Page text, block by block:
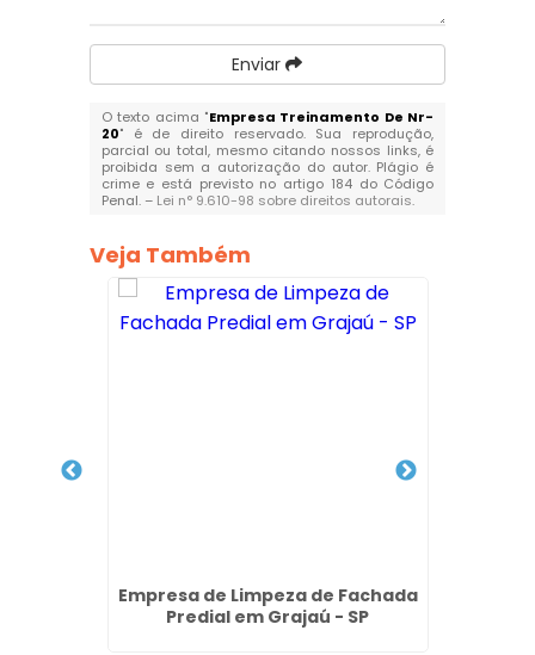
Enviar
O texto acima "Empresa Treinamento De Nr-
20" é de direito reservado. Sua reprodução,
parcial ou total, mesmo citando nossos links, é
proibida sem a autorização do autor. Plágio é
crime e está previsto no artigo 184 do Código
Penal. – Lei n° 9.610-98 sobre direitos autorais.
Veja Também
Empresa de Limpeza de Fachada
Predial em Grajaú - SP